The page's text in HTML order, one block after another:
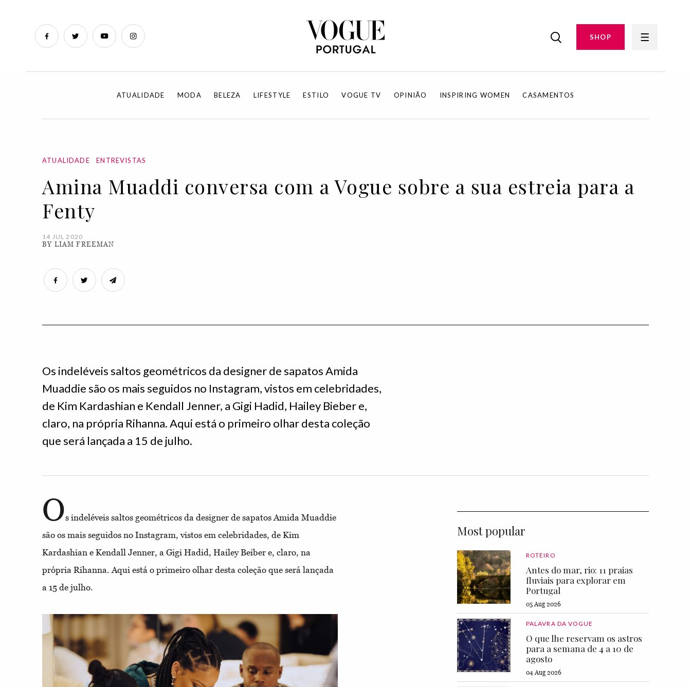
SHOP
ATUALIDADE MODA BELEZA LIFESTYLE ESTILO VOGUE TV OPINIÃO INSPIRING WOMEN CASAMENTOS
ATUALIDADE ENTREVISTAS
Amina Muaddi conversa com a Vogue sobre a sua estreia para a
Fenty
14 JUL 2020
BY LIAM FREEMAN
Os indeléveis saltos geométricos da designer de sapatos Amida
Muaddie são os mais seguidos no Instagram, vistos em celebridades,
de Kim Kardashian e Kendall Jenner, a Gigi Hadid, Hailey Bieber e,
claro, na própria Rihanna. Aqui está o primeiro olhar desta coleção
que será lançada a 15 de julho.
Os indeléveis saltos geométricos da designer de sapatos Amida Muaddie
são os mais seguidos no Instagram, vistos em celebridades, de Kim
Kardashian e Kendall Jenner, a Gigi Hadid, Hailey Beiber e, claro, na
própria Rihanna. Aqui está o primeiro olhar desta coleção que será lançada
a 15 de julho.
Most popular
ROTEIRO
Antes do mar, rio: 11 praias
fluviais para explorar em
Portugal
05 Aug 2026
PALAVRA DA VOGUE
O que lhe reservam os astros
para a semana de 4 a 10 de
agosto
04 Aug 2026